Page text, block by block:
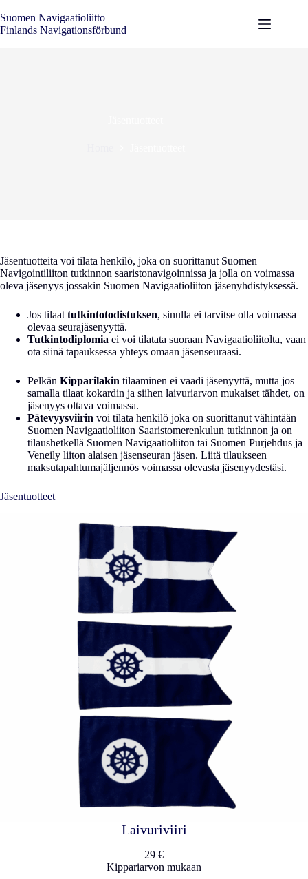
to
content
Suomen Navigaatioliitto
Finlands Navigationsförbund
Jäsentuotteita voi tilata henkilö, joka on suorittanut Suomen
Navigointiliiton tutkinnon saaristonavigoinnissa ja jolla on voimassa
oleva jäsenyys jossakin Suomen Navigaatioliiton jäsenyhdistyksessä.
Jos tilaat tutkintotodistuksen, sinulla ei tarvitse olla voimassa
olevaa seurajäsenyyttä.
Tutkintodiplomia ei voi tilatata suoraan Navigaatioliitolta, vaan
ota siinä tapauksessa yhteys omaan jäsenseuraasi.
Pelkän Kipparilakin tilaaminen ei vaadi jäsenyyttä, mutta jos
samalla tilaat kokardin ja siihen laivuriarvon mukaiset tähdet, on
jäsenyys oltava voimassa.
Pätevyysviirin voi tilata henkilö joka on suorittanut vähintään
Suomen Navigaatioliiton Saaristomerenkulun tutkinnon ja on
tilaushetkellä Suomen Navigaatioliiton tai Suomen Purjehdus ja
Veneily liiton alaisen jäsenseuran jäsen. Liitä tilaukseen
maksutapahtumajäljennös voimassa olevasta jäsenyydestäsi.
Jäsentuotteet
Laivuriviiri
29 €
Kippariarvon mukaan